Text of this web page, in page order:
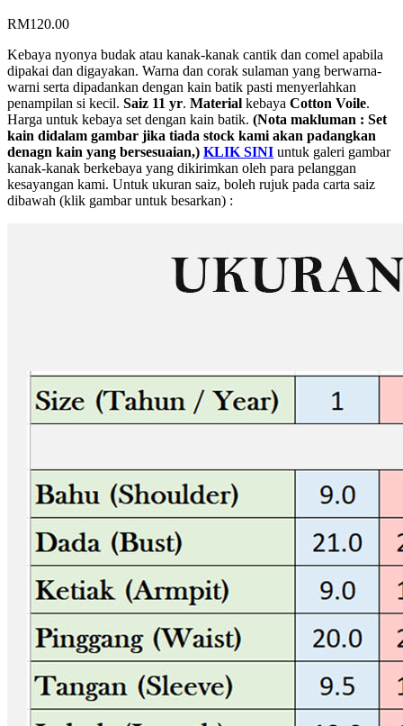
RM120.00
Kebaya nyonya budak atau kanak-kanak cantik dan comel apabila
dipakai dan digayakan. Warna dan corak sulaman yang berwarna-
warni serta dipadankan dengan kain batik pasti menyerlahkan
penampilan si kecil. Saiz 11 yr. Material kebaya Cotton Voile.
Harga untuk kebaya set dengan kain batik. (Nota makluman : Set
kain didalam gambar jika tiada stock kami akan padangkan
denagn kain yang bersesuaian,) KLIK SINI untuk galeri gambar
kanak-kanak berkebaya yang dikirimkan oleh para pelanggan
kesayangan kami. Untuk ukuran saiz, boleh rujuk pada carta saiz
dibawah (klik gambar untuk besarkan) :